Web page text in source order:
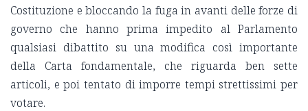
Costituzione e bloccando la fuga in avanti delle forze di
governo che hanno prima impedito al Parlamento
qualsiasi dibattito su una modifica così importante
della Carta fondamentale, che riguarda ben sette
articoli, e poi tentato di imporre tempi strettissimi per
votare.